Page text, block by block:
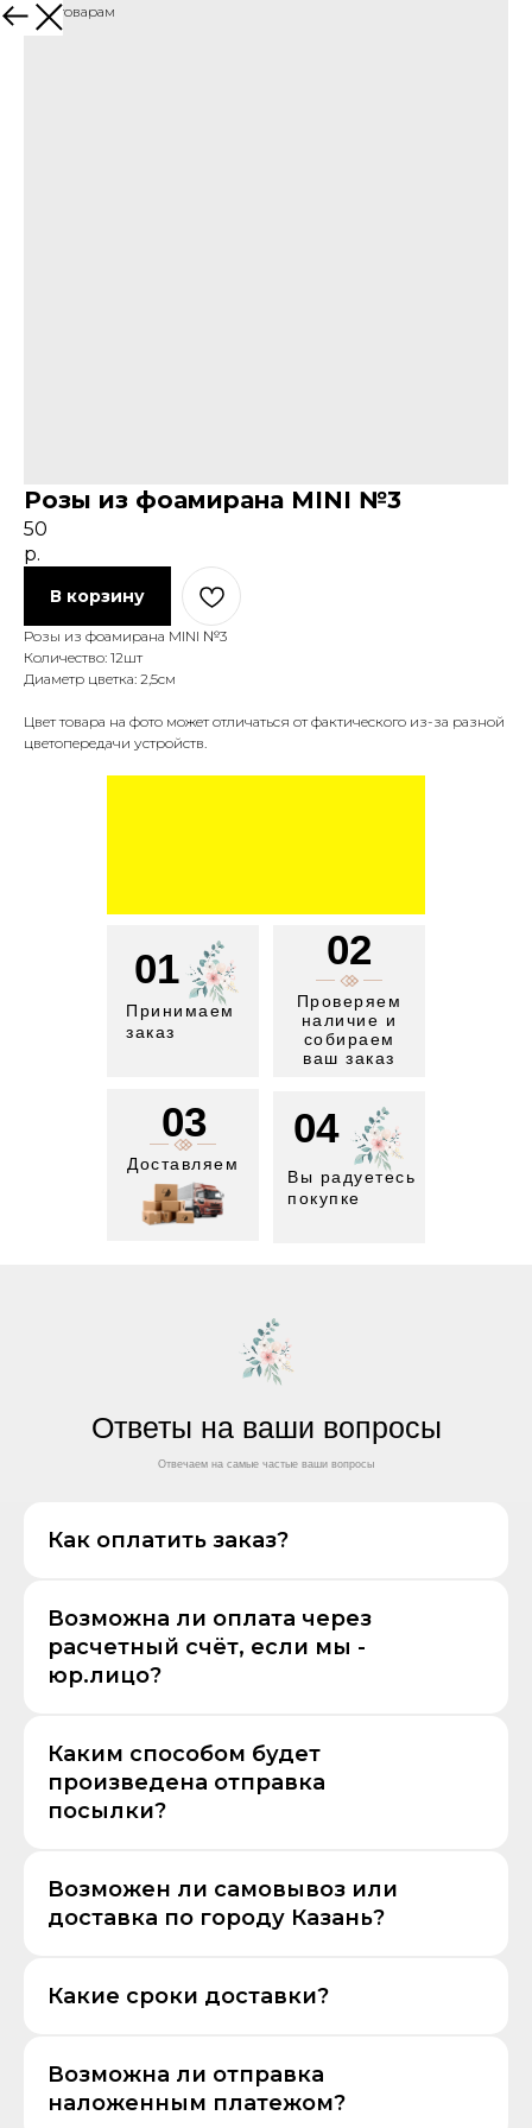
Назад к товарам
Розы из фоамирана MINI №3
50
р.
В корзину
Розы из фоамирана MINI №3
Количество: 12шт
Диаметр цветка: 2,5см
Цвет товара на фото может отличаться от фактического из-за разной
цветопередачи устройств.
01
Принимаем
заказ
02
Проверяем
наличие и
собираем
ваш заказ
03
Доставляем
04
Вы радуетесь
покупке
Ответы на ваши вопросы
Отвечаем на самые частые ваши вопросы
Как оплатить заказ?
Возможна ли оплата через
расчетный счёт, если мы -
юр.лицо?
Каким способом будет
произведена отправка
посылки?
Возможен ли самовывоз или
доставка по городу Казань?
Какие сроки доставки?
Возможна ли отправка
наложенным платежом?